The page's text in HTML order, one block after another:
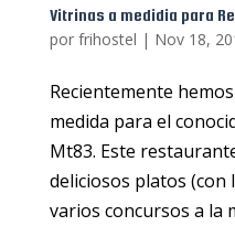
Vitrinas a medidia para
por frihostel | Nov 18,
Recientemente
medida para el
Mt83. Este
deliciosos platos (con
varios concursos a la